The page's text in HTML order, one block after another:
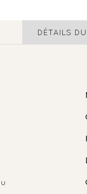
DÉTAILS